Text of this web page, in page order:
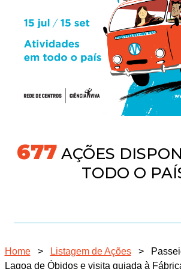
704 AÇÕES
TODO O
Home > Listagem de Ações >
Lagoa de Óbidos e visita guiada à